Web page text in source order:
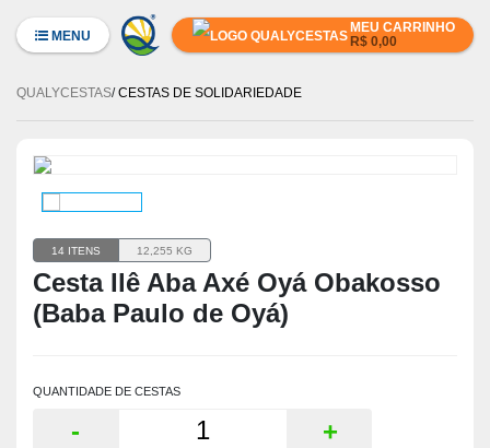
MENU R$ 0,00
QUALYCESTAS CESTAS DE SOLIDARIEDADE
14 ITENS 12,255 KG
Cesta Ilê Aba Axé Oyá Obakosso
(Baba Paulo de Oyá)
QUANTIDADE DE CESTAS
- +